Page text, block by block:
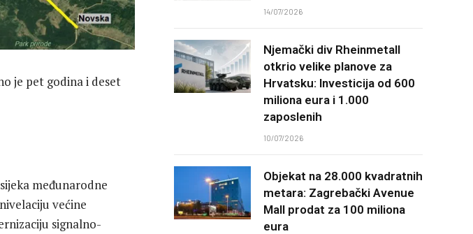
je pet godina i deset
međunarodne
većine
signalno-
14/07/2026
Njemački div Rheinmetall
otkrio velike planove za
Hrvatsku: Investicija od 600
miliona eura i 1.000
zaposlenih
10/07/2026
Objekat na 28.000 kvadratnih
metara: Zagrebački Avenue
Mall prodat za 100 miliona
eura